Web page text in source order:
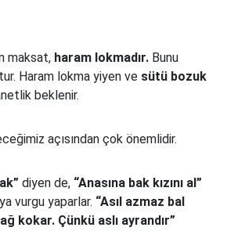
maksat, haram lokmadır. Bunu
Haram lokma yiyen ve sütü bozuk
beklenir.
açısından çok önemlidir.
diyen de, “Anasına bak kızını al”
vurgu yaparlar. “Asıl azmaz bal
kokar. Çünkü aslı ayrandır”